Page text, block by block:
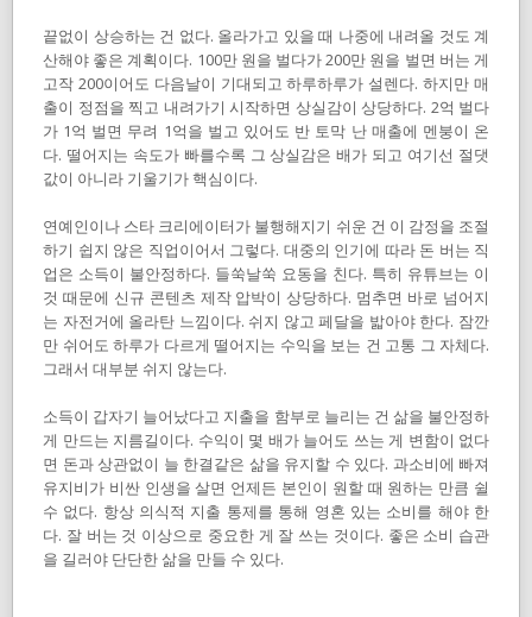
끝없이 상승하는 건 없다. 올라가고 있을 때 나중에 내려올 것도 계
산해야 좋은 계획이다. 100만 원을 벌다가 200만 원을 벌면 버는 게
고작 200이어도 다음날이 기대되고 하루하루가 설렌다. 하지만 매
출이 정점을 찍고 내려가기 시작하면 상실감이 상당하다. 2억 벌다
가 1억 벌면 무려 1억을 벌고 있어도 반 토막 난 매출에 멘붕이 온
다. 떨어지는 속도가 빠를수록 그 상실감은 배가 되고 여기선 절댓
값이 아니라 기울기가 핵심이다.
연예인이나 스타 크리에이터가 불행해지기 쉬운 건 이 감정을 조절
하기 쉽지 않은 직업이어서 그렇다. 대중의 인기에 따라 돈 버는 직
업은 소득이 불안정하다. 들쑥날쑥 요동을 친다. 특히 유튜브는 이
것 때문에 신규 콘텐츠 제작 압박이 상당하다. 멈추면 바로 넘어지
는 자전거에 올라탄 느낌이다. 쉬지 않고 페달을 밟아야 한다. 잠깐
만 쉬어도 하루가 다르게 떨어지는 수익을 보는 건 고통 그 자체다.
그래서 대부분 쉬지 않는다.
소득이 갑자기 늘어났다고 지출을 함부로 늘리는 건 삶을 불안정하
게 만드는 지름길이다. 수익이 몇 배가 늘어도 쓰는 게 변함이 없다
면 돈과 상관없이 늘 한결같은 삶을 유지할 수 있다. 과소비에 빠져
유지비가 비싼 인생을 살면 언제든 본인이 원할 때 원하는 만큼 쉴
수 없다. 항상 의식적 지출 통제를 통해 영혼 있는 소비를 해야 한
다. 잘 버는 것 이상으로 중요한 게 잘 쓰는 것이다. 좋은 소비 습관
을 길러야 단단한 삶을 만들 수 있다.